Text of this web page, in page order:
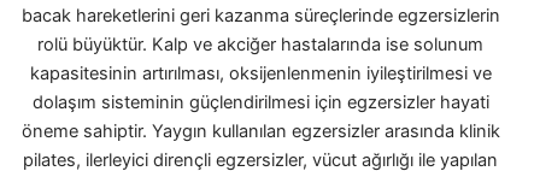
bacak hareketlerini geri kazanma süreçlerinde egzersizlerin
rolü büyüktür. Kalp ve akciğer hastalarında ise solunum
kapasitesinin artırılması, oksijenlenmenin iyileştirilmesi ve
dolaşım sisteminin güçlendirilmesi için egzersizler hayati
öneme sahiptir. Yaygın kullanılan egzersizler arasında klinik
pilates, ilerleyici dirençli egzersizler, vücut ağırlığı ile yapılan